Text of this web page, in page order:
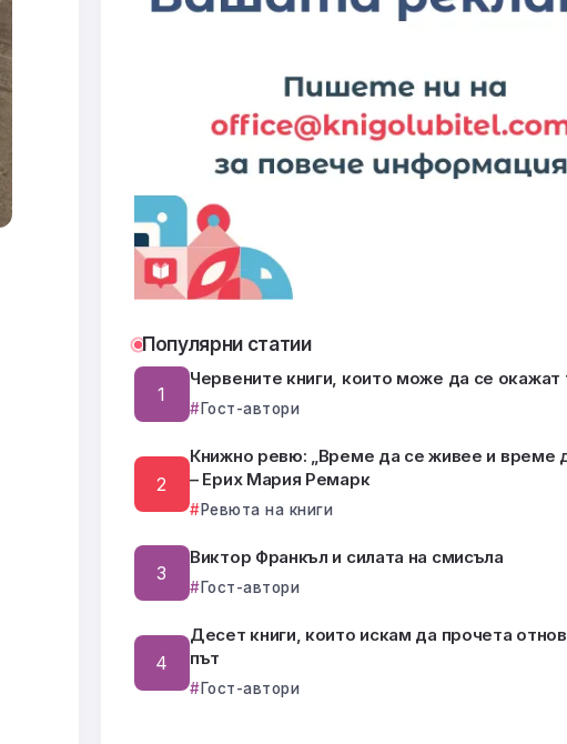
Популярни статии
Червените книги, които може да се окажат
Гост-автори
Книжно ревю: „Време да се живее и време
– Ерих Мария Ремарк
Ревюта на книги
Виктор Франкъл и силата на смисъла
Гост-автори
Десет книги, които искам да прочета
път
Гост-автори